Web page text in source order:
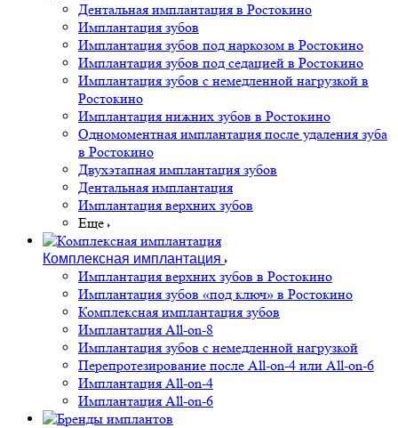
Дентальная имплантация в Ростокино
Имплантация зубов
Имплантация зубов под наркозом в Ростокино
Имплантация зубов под седацией в Ростокино
Имплантация зубов с немедленной нагрузкой в
Ростокино
Имплантация нижних зубов в Ростокино
Одномоментная имплантация после удаления зуба
в Ростокино
Двухэтапная имплантация зубов
Дентальная имплантация
Имплантация верхних зубов
Еще
Комплексная имплантация
Имплантация верхних зубов в Ростокино
Имплантация зубов «под ключ» в Ростокино
Комплексная имплантация зубов
Имплантация All-on-8
Имплантация зубов с немедленной нагрузкой
Перепротезирование после All-on-4 или All-on-6
Имплантация All-on-4
Имплантация All-on-6